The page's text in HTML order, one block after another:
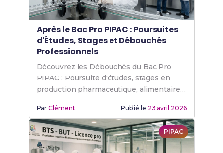
Après le Bac Pro PIPAC : Poursuites
d'Études, Stages et Débouchés
Professionnels
Découvrez les Débouchés du Bac Pro
PIPAC : Poursuite d'études, stages en
production pharmaceutique, alimentaire
et cosmétique, et métiers accessibles.
ParClément Publié le 23 avril 2026
PIPAC